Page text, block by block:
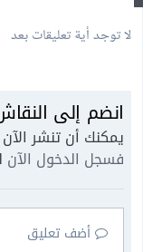
لا توجد أية تعليقات بعد
انضم إلى
يمكنك أن تنشر
فسجل الدخول الآن
أضف تعليق